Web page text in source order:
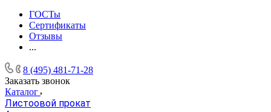
ГОСТы
Сертификаты
Отзывы
...
8 (495) 481-71-28
Заказать звонок
Каталог
Листоовой прокат